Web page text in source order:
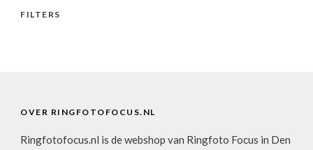
FILTERS
OVER RINGFOTOFOCUS.NL
Ringfotofocus.nl is de webshop van Ringfoto Focus in Den